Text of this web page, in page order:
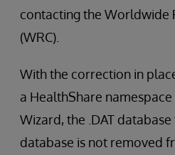
contacting the Worldwide
(WRC).
With the correction in
a HealthShare
Wizard, the .DAT
database is not removed